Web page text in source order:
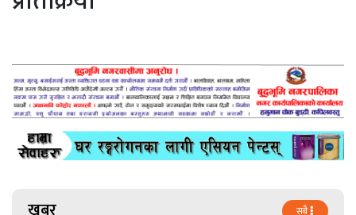
सबै